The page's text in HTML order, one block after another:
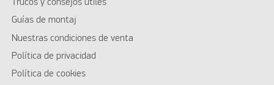
Trucos y consejos útiles
Guías de montaj
Nuestras condiciones de venta
Política de privacidad
Política de cookies